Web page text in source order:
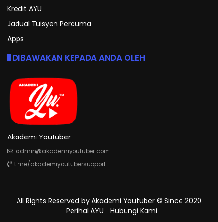
Kredit AYU
Jadual Tuisyen Percuma
Apps
DIBAWAKAN KEPADA ANDA OLEH
Akademi Youtuber
admin@akademiyoutuber.com
t.me/akademiyoutubersupport
All Rights Reserved by Akademi Youtuber © Since 2020
Perihal AYU
Hubungi Kami